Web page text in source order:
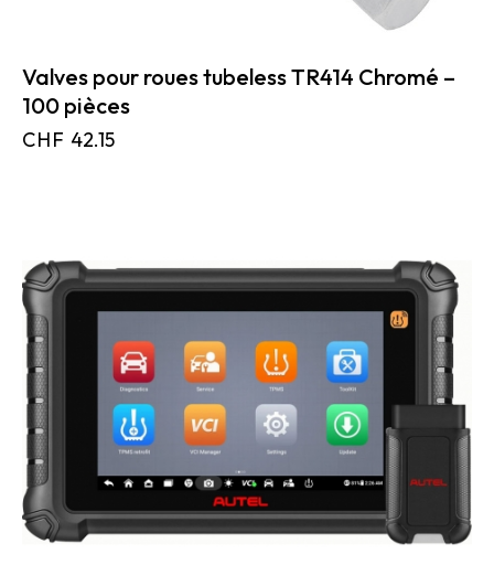
Valves pour roues tubeless TR414 Chromé –
100 pièces
CHF 42.15